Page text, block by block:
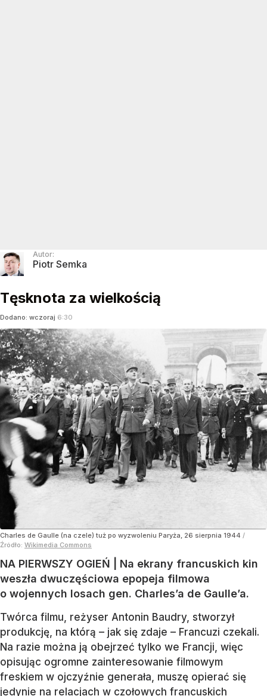
Autor:
Piotr Semka
Tęsknota za wielkością
Dodano: wczoraj 6:30
Charles de Gaulle (na czele) tuż po wyzwoleniu Paryża, 26 sierpnia 1944 /
Źródło: Wikimedia Commons
NA PIERWSZY OGIEŃ | Na ekrany francuskich kin
weszła dwuczęściowa epopeja filmowa
o wojennych losach gen. Charles’a de Gaulle’a.
Twórca filmu, reżyser Antonin Baudry, stworzył
produkcję, na którą – jak się zdaje – Francuzi czekali.
Na razie można ją obejrzeć tylko we Francji, więc
opisując ogromne zainteresowanie filmowym
freskiem w ojczyźnie generała, muszę opierać się
jedynie na relacjach w czołowych francuskich